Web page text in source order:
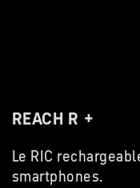
REACH R +
Le RIC
smartphones.